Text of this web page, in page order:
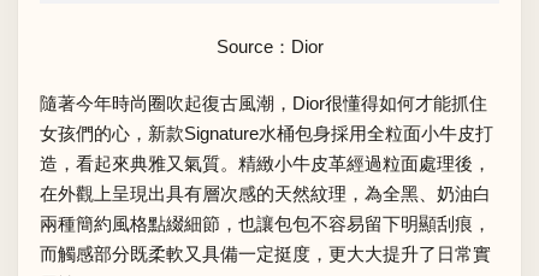
Source：Dior
隨著今年時尚圈吹起復古風潮，Dior很懂得如何才能抓住
女孩們的心，新款Signature水桶包身採用全粒面小牛皮打
造，看起來典雅又氣質。精緻小牛皮革經過粒面處理後，
在外觀上呈現出具有層次感的天然紋理，為全黑、奶油白
兩種簡約風格點綴細節，也讓包包不容易留下明顯刮痕，
而觸感部分既柔軟又具備一定挺度，更大大提升了日常實